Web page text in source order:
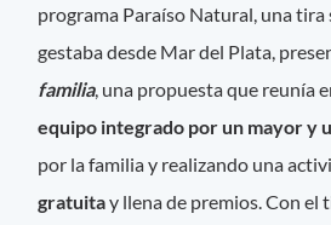
programa Paraíso Natural, una tira
gestaba desde Mar del Plata,
familia, una propuesta que reunía
equipo integrado por un mayor y
por la familia y realizando una
gratuitay llena de premios. Con el